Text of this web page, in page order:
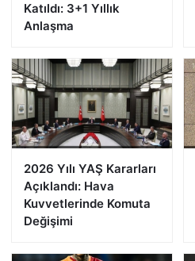
Katıldı: 3+1 Yıllık
Anlaşma
2026 Yılı YAŞ Kararları
Açıklandı: Hava
Kuvvetlerinde Komuta
Değişimi